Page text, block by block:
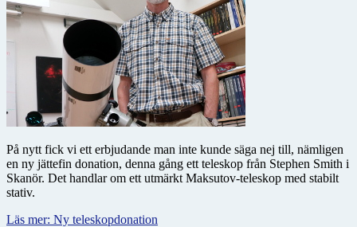
På nytt fick vi ett erbjudande man inte kunde säga nej till, nämligen
en ny jättefin donation, denna gång ett teleskop från Stephen Smith i
Skanör. Det handlar om ett utmärkt Maksutov-teleskop med stabilt
stativ.
Läs mer: Ny teleskopdonation